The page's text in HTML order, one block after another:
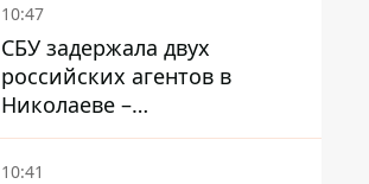
10:47
СБУ задержала двух
российских агентов в
Николаеве –
корректировали удары по
городу
10:41